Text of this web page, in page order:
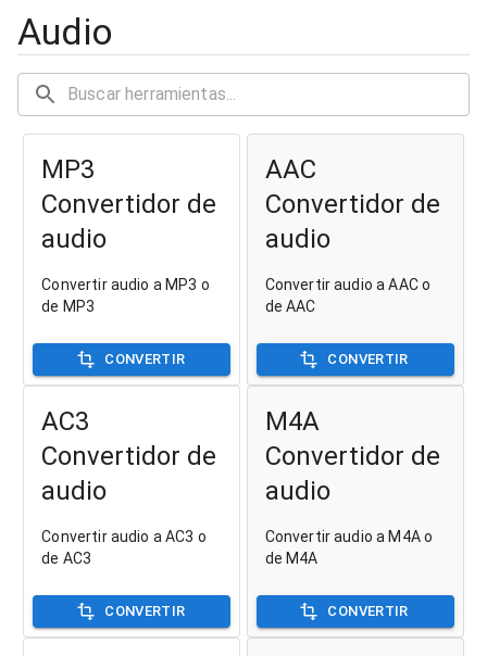
Audio
MP3
Convertidor de
audio
Convertir audio a MP3 o
de MP3
CONVERTIR
AAC
Convertidor de
audio
Convertir audio a AAC o
de AAC
CONVERTIR
AC3
Convertidor de
audio
Convertir audio a AC3 o
de AC3
CONVERTIR
M4A
Convertidor de
audio
Convertir audio a M4A o
de M4A
CONVERTIR